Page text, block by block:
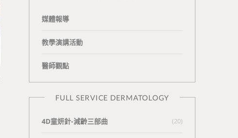
媒體報導
教學演講活動
醫師觀點
FULL SERVICE DERMATOLOGY
4D童妍針-減齡三部曲 (20)